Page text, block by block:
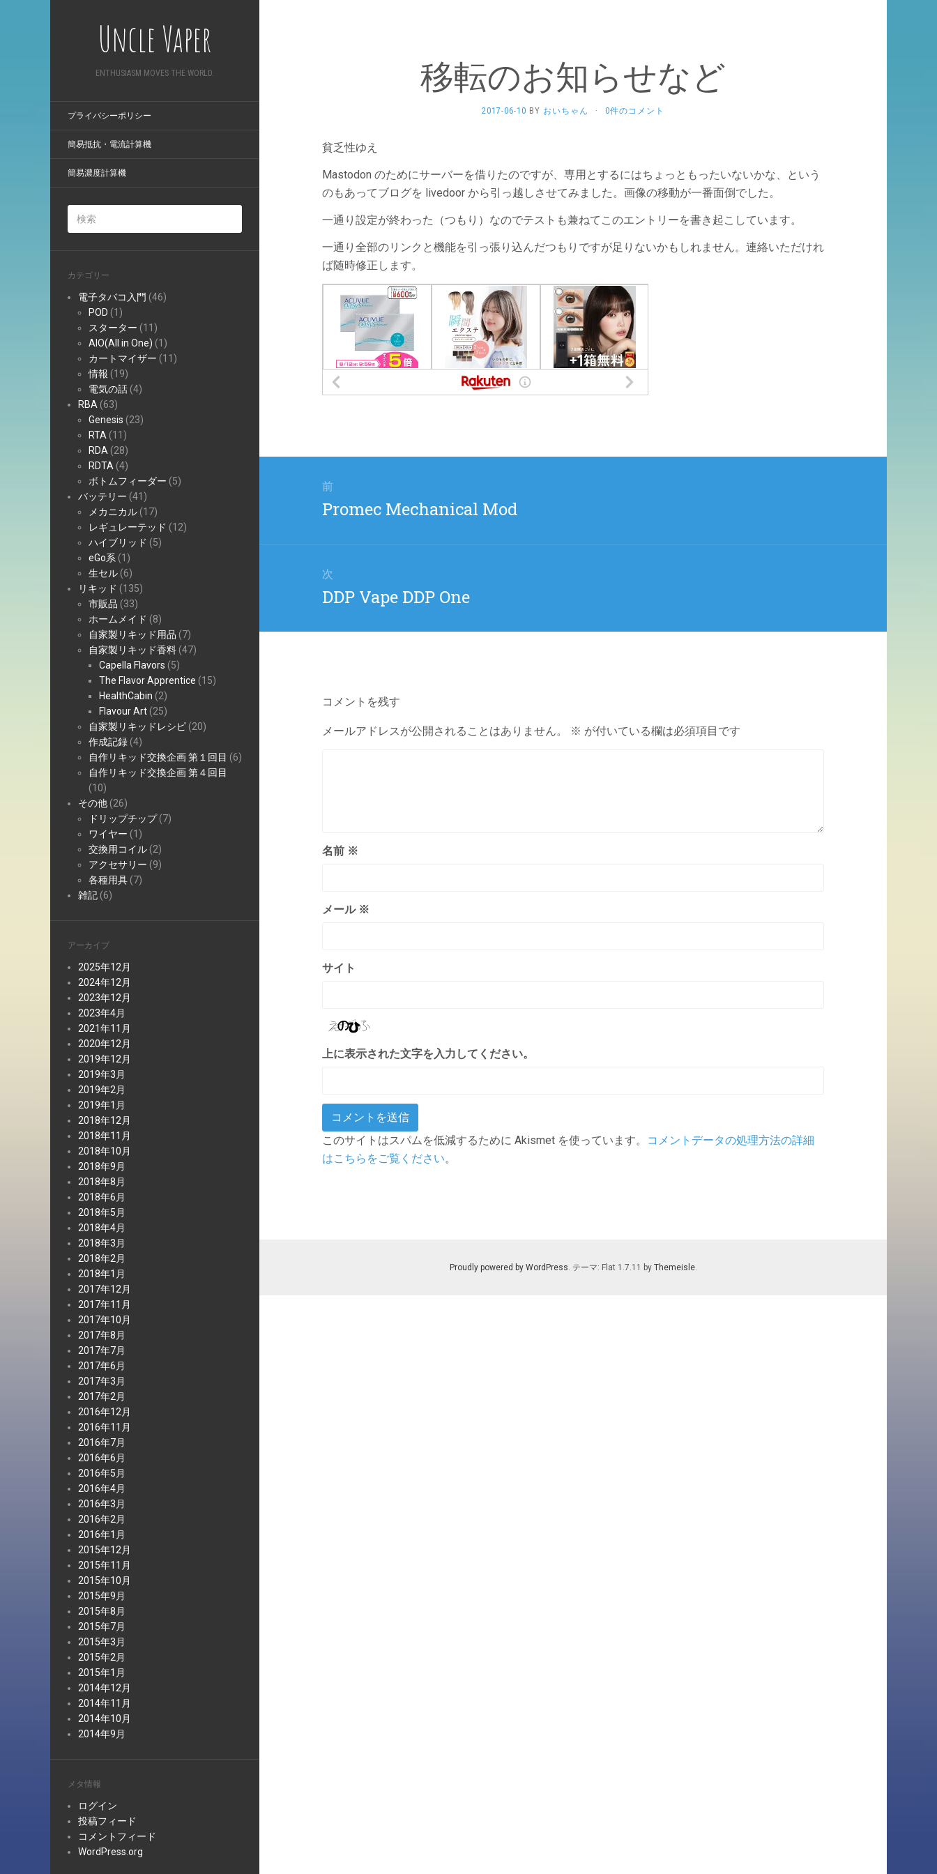
Uncle Vaper
ENTHUSIASM MOVES THE WORLD.
プライバシーポリシー
簡易抵抗・電流計算機
簡易濃度計算機
カテゴリー
電子タバコ入門 (46)
POD (1)
スターター (11)
AIO(All in One) (1)
カートマイザー (11)
情報 (19)
電気の話 (4)
RBA (63)
Genesis (23)
RTA (11)
RDA (28)
RDTA (4)
ボトムフィーダー (5)
バッテリー (41)
メカニカル (17)
レギュレーテッド (12)
ハイブリッド (5)
eGo系 (1)
生セル (6)
リキッド (135)
市販品 (33)
ホームメイド (8)
自家製リキッド用品 (7)
自家製リキッド香料 (47)
Capella Flavors (5)
The Flavor Apprentice (15)
HealthCabin (2)
Flavour Art (25)
自家製リキッドレシピ (20)
作成記録 (4)
自作リキッド交換企画 第１回目 (6)
自作リキッド交換企画 第４回目
(10)
その他 (26)
ドリップチップ(7)
ワイヤー (1)
交換用コイル (2)
アクセサリー (9)
各種用具 (7)
雑記 (6)
アーカイブ
2025年12月
2024年12月
2023年12月
2023年4月
2021年11月
2020年12月
2019年12月
2019年3月
2019年2月
2019年1月
2018年12月
2018年11月
2018年10月
2018年9月
2018年8月
2018年6月
2018年5月
2018年4月
2018年3月
2018年2月
2018年1月
2017年12月
2017年11月
2017年10月
2017年8月
2017年7月
2017年6月
2017年3月
2017年2月
2016年12月
2016年11月
2016年7月
2016年6月
2016年5月
2016年4月
2016年3月
2016年2月
2016年1月
2015年12月
2015年11月
2015年10月
2015年9月
2015年8月
2015年7月
2015年3月
2015年2月
2015年1月
2014年12月
2014年11月
2014年10月
2014年9月
メタ情報
ログイン
投稿フィード
コメントフィード
WordPress.org
移転のお知らせなど
2017-06-10 BY おいちゃん · 0件のコメント
貧乏性ゆえ
Mastodon のためにサーバーを借りたのですが、専用とするにはちょっともったいないかな、という
のもあってブログを livedoor から引っ越しさせてみました。画像の移動が一番面倒でした。
一通り設定が終わった（つもり）なのでテストも兼ねてこのエントリーを書き起こしています。
一通り全部のリンクと機能を引っ張り込んだつもりですが足りないかもしれません。連絡いただけれ
ば随時修正します。
前
前
Promec Mechanical Mod
次
次
DDP Vape DDP One
コメントを残す
メールアドレスが公開されることはありません。 ※ が付いている欄は必須項目です
名前 ※
メール ※
サイト
上に表示された文字を入力してください。
このサイトはスパムを低減するために Akismet を使っています。
コメントデータの処理方法の詳細
はこちらをご覧ください。
Proudly powered by WordPress. テーマ: Flat 1.7.11 by Themeisle.